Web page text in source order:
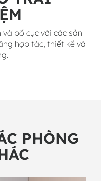
và bố cục với các sản
hợp tác, thiết kế và
PHÒNG